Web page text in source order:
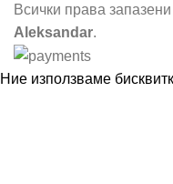
Всички права запазени
Aleksandar.
Ние използваме